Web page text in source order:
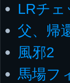
LRチ
父、帰
風邪2
馬場フ